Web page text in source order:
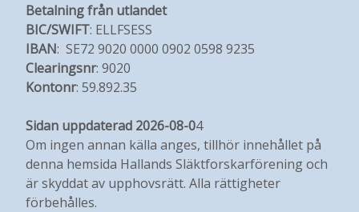
Betalning från utlandet
BIC/SWIFT: ELLFSESS
IBAN: SE72 9020 0000 0902 0598 9235
Clearingsnr: 9020
Kontonr: 59.892.35
Sidan uppdaterad 2026-08-04
Om ingen annan källa anges, tillhör innehållet på
denna hemsida Hallands Släktforskarförening och
är skyddat av upphovsrätt. Alla rättigheter
förbehålles.